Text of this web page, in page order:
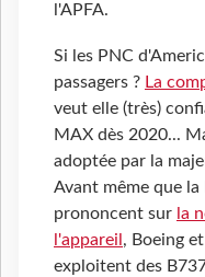
l'APFA.
Si les PNC
passagers ? La
veut elle (très)
MAX dès 2020...
adoptée par la
Avant même que la
prononcent sur la
l'appareil , Boeing
exploitent des